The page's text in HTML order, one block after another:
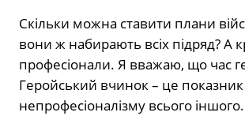
Скільки можна ставити плани
вони ж набирають всіх підряд? А
професіонали. Я вважаю, що час
Геройський вчинок – це показник
непрофесіоналізму всього